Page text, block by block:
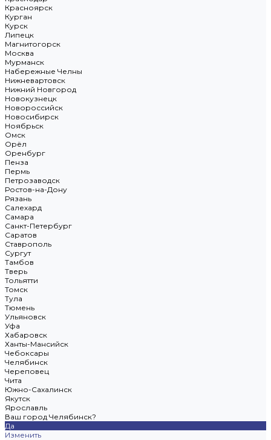
Красноярск
Курган
Курск
Липецк
Магнитогорск
Москва
Мурманск
Набережные Челны
Нижневартовск
Нижний Новгород
Новокузнецк
Новороссийск
Новосибирск
Ноябрьск
Омск
Орёл
Оренбург
Пенза
Пермь
Петрозаводск
Ростов-на-Дону
Рязань
Салехард
Самара
Санкт-Петербург
Саратов
Ставрополь
Сургут
Тамбов
Тверь
Тольятти
Томск
Тула
Тюмень
Ульяновск
Уфа
Хабаровск
Ханты-Мансийск
Чебоксары
Челябинск
Череповец
Чита
Южно-Сахалинск
Якутск
Ярославль
Ваш город Челябинск?
Да
Изменить